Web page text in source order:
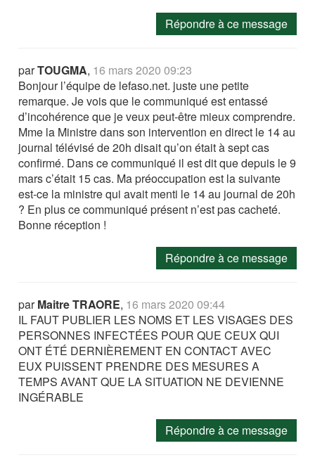
Répondre à ce message
parTOUGMA, 16 mars 2020 09:23
Bonjour l’équipe de lefaso.net. juste une petite
remarque. Je vois que le communiqué est entassé
d’incohérence que je veux peut-être mieux comprendre.
Mme la Ministre dans son intervention en direct le 14 au
journal télévisé de 20h disait qu’on était à sept cas
confirmé. Dans ce communiqué il est dit que depuis le 9
mars c’était 15 cas. Ma préoccupation est la suivante
est-ce la ministre qui avait menti le 14 au journal de 20h
? En plus ce communiqué présent n’est pas cacheté.
Bonne réception !
Répondre à ce message
parMaitre TRAORE, 16 mars 2020 09:44
IL FAUT PUBLIER LES NOMS ET LES VISAGES DES
PERSONNES INFECTÉES POUR QUE CEUX QUI
ONT ÉTÉ DERNIÈREMENT EN CONTACT AVEC
EUX PUISSENT PRENDRE DES MESURES A
TEMPS AVANT QUE LA SITUATION NE DEVIENNE
INGÉRABLE
Répondre à ce message